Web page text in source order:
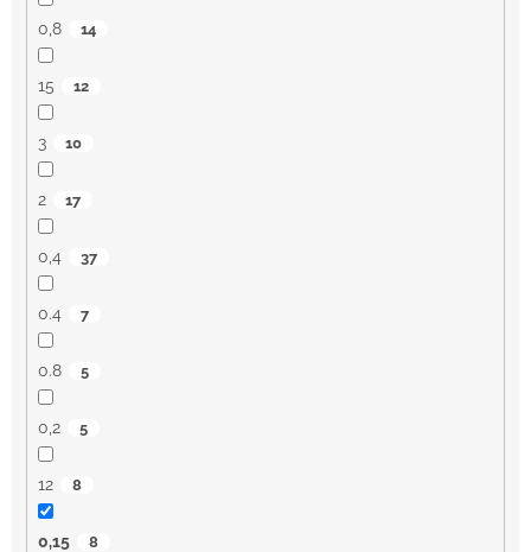
0,8 14
15 12
3 10
2 17
0,4 37
0.4 7
0.8 5
0,2 5
12 8
0,15 8